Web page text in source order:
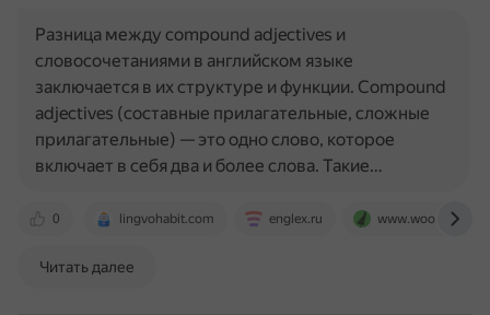
0 lingvohabit.com englex.ru
Разница между compound adjectives и
словосочетаниями в английском языке
заключается в их структуре и функции. Compound
adjectives (составные прилагательные, сложные
прилагательные) — это одно слово, которое
включает в себя два и более слова. Такие…
Читать далее